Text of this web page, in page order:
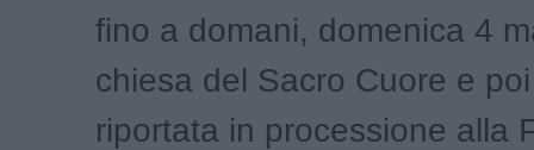
fino a domani, domenica 4
chiesa del Sacro Cuore e
riportata in processione alla